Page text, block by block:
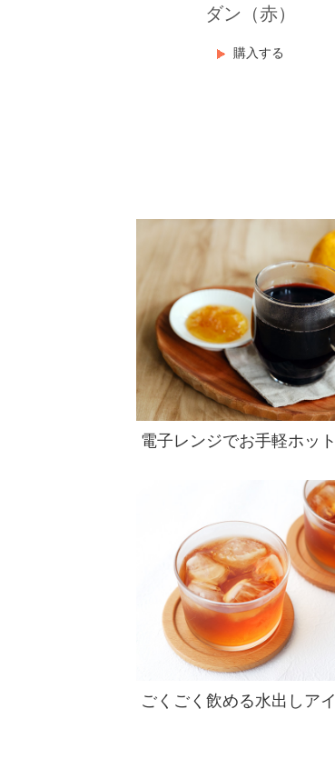
ダン（赤）
購入する
電子レンジでお手軽ホッ
ごくごく飲める水出しア